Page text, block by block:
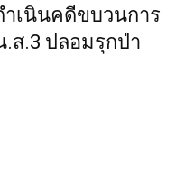
ำเนินคดีขบวนการ
ส.3 ปลอมรุกป่า